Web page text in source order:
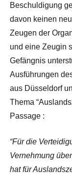
Beschuldigung
davon keinen
Zeugen der
und eine Zeugin
Gefängnis
Ausführungen
aus Düsseldorf
Thema
Passage :
“Für die
Vernehmung
hat für